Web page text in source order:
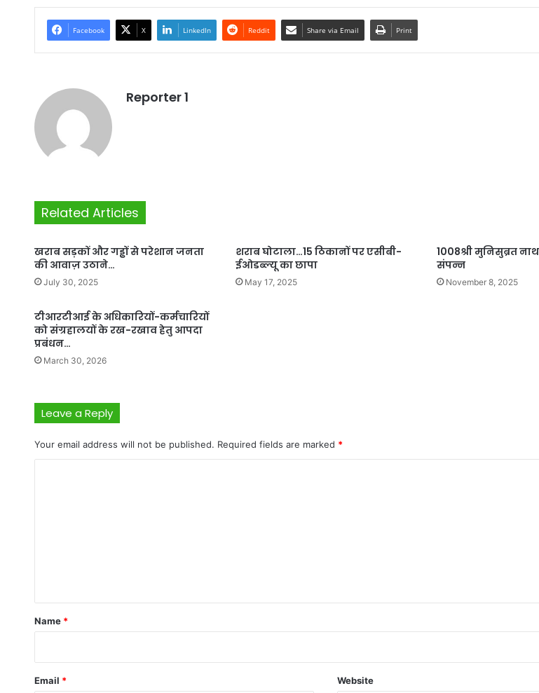
Facebook X LinkedIn Reddit Share via Email Print
Reporter 1
Related Articles
खराब सड़कों और गड्ढों से परेशान जनता
की आवाज़ उठाने…
July 30, 2025
शराब घोटाला…15 ठिकानों पर एसीबी-
ईओडब्ल्यू का छापा
May 17, 2025
1008श्री मुनिसुब्रत
संपन्न
November 8, 2025
टीआरटीआई के अधिकारियों-कर्मचारियों
को संग्रहालयों के रख-रखाव हेतु आपदा
प्रबंधन…
March 30, 2026
Leave a Reply
Your email address will not be published. Required fields are marked *
*
Name *
Email * Website